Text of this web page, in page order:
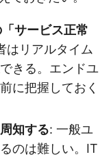
サービス正常
はリアルタイム
きる。エンドユ
に把握しておく
知する: 一般ユ
のは難しい。IT